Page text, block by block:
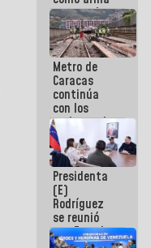
contra el
Pueblo
Metro de
Caracas
continúa
con los
trabajos de
mantenimiento
e inspección
en la Línea 2
Presidenta
(E)
Rodríguez
se reunió
con Estado